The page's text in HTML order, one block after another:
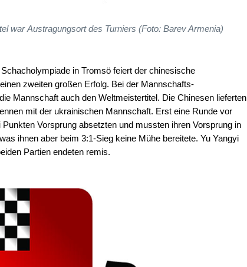
war Austragungsort des Turniers (Foto: Barev Armenia)
in Tromsö feiert der chinesische
zweiten großen Erfolg. Bei der Mannschafts-
Mannschaft auch den Weltmeistertitel. Die Chinesen lieferten
mit der ukrainischen Mannschaft. Erst eine Runde vor
Vorsprung absetzten und mussten ihren Vorsprung in
ihnen aber beim 3:1-Sieg keine Mühe bereitete. Yu Yangyi
Partien endeten remis.